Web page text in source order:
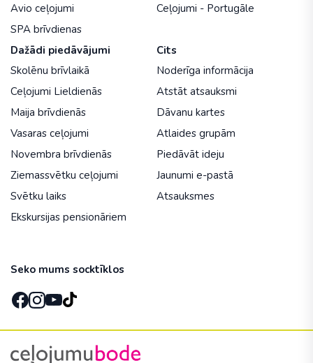
Avio ceļojumi
SPA brīvdienas
Ceļojumi - Portugāle
Dažādi piedāvājumi
Skolēnu brīvlaikā
Ceļojumi Lieldienās
Maija brīvdienās
Vasaras ceļojumi
Novembra brīvdienās
Ziemassvētku ceļojumi
Svētku laiks
Ekskursijas pensionāriem
Cits
Noderīga informācija
Atstāt atsauksmi
Dāvanu kartes
Atlaides grupām
Piedāvāt ideju
Jaunumi e-pastā
Atsauksmes
Seko mums socktīklos